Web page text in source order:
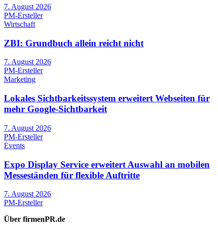
7. August 2026
PM-Ersteller
Wirtschaft
ZBI: Grundbuch allein reicht nicht
7. August 2026
PM-Ersteller
Marketing
Lokales Sichtbarkeitssystem erweitert Webseiten für
mehr Google-Sichtbarkeit
7. August 2026
PM-Ersteller
Events
Expo Display Service erweitert Auswahl an mobilen
Messeständen für flexible Auftritte
7. August 2026
PM-Ersteller
Über firmenPR.de